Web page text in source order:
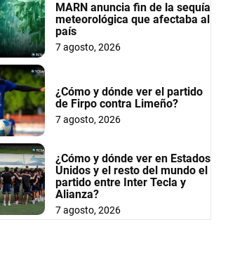
MARN anuncia fin de la sequía
meteorológica que afectaba al
país
7 agosto, 2026
¿Cómo y dónde ver el partido
de Firpo contra Limeño?
7 agosto, 2026
¿Cómo y dónde ver en Estados
Unidos y el resto del mundo el
partido entre Inter Tecla y
Alianza?
7 agosto, 2026